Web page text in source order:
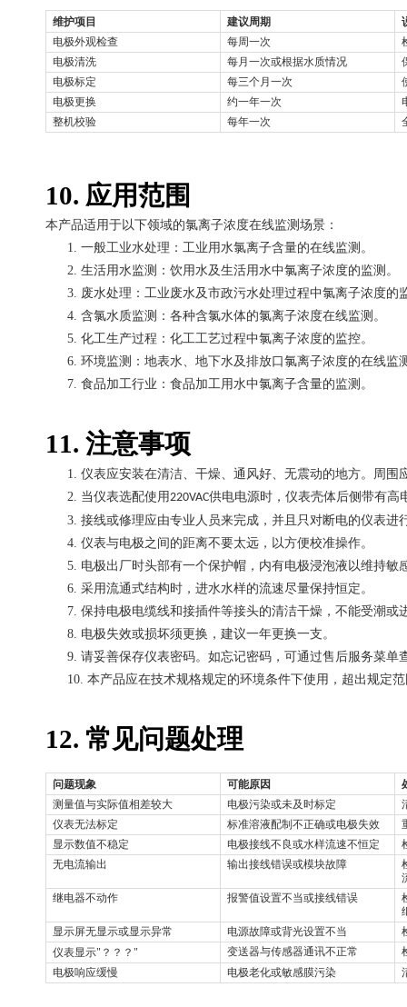
维护项目 建议周期
电极外观检查
每周一次
电极清洗
每月一次或根据水质情况
电极标定
每三个月一次
电极更换
约一年一次
整机校验
每年一次
10. 应用范围
本产品适用于以下领域的氯离子浓度在线监测场景：
1. 一般工业水处理：工业用水氯离子含量的在线监测。
2. 生活用水监测：饮用水及生活用水中氯离子浓度的监测。
3. 废水处理：工业废水及市政污水处理过程中氯离子浓度的
4. 含氯水质监测：各种含氯水体的氯离子浓度在线监测。
5. 化工生产过程：化工工艺过程中氯离子浓度的监控。
6. 环境监测：地表水、地下水及排放口氯离子浓度的在线监
7. 食品加工行业：食品加工用水中氯离子含量的监测。
11. 注意事项
1. 仪表应安装在清洁、干燥、通风好、无震动的地方。周围
2. 当仪表选配使用220VAC供电电源时，仪表壳体后侧带有高
3. 接线或修理应由专业人员来完成，并且只对断电的仪表进
4. 仪表与电极之间的距离不要太远，以方便校准操作。
5. 电极出厂时头部有一个保护帽，内有电极浸泡液以维持
6. 采用流通式结构时，进水水样的流速尽量保持恒定。
7. 保持电极电缆线和接插件等接头的清洁干燥，不能受潮或
8. 电极失效或损坏须更换，建议一年更换一支。
9. 请妥善保存仪表密码。如忘记密码，可通过售后服务菜单
10. 本产品应在技术规格规定的环境条件下使用，超出规定
12. 常见问题处理
问题现象 可能原因
测量值与实际值相差较大
电极污染或未及时标定
仪表无法标定
标准溶液配制不正确或电极失效
显示数值不稳定
电极接线不良或水样流速不恒定
无电流输出
输出接线错误或模块故障
继电器不动作
报警值设置不当或接线错误
显示屏无显示或显示异常
电源故障或背光设置不当
仪表显示" ？？？ " 变送器与传感器通讯不正常
电极响应缓慢
电极老化或敏感膜污染